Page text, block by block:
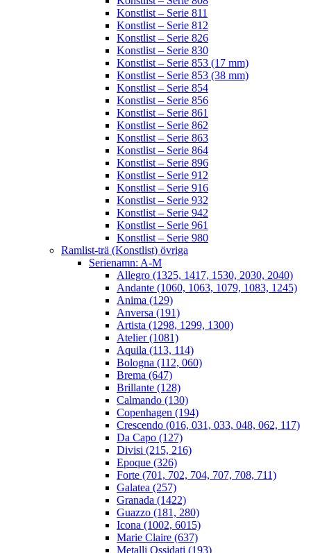
Konstlist – Serie 811
Konstlist – Serie 812
Konstlist – Serie 826
Konstlist – Serie 830
Konstlist – Serie 853 (17 mm)
Konstlist – Serie 853 (38 mm)
Konstlist – Serie 854
Konstlist – Serie 856
Konstlist – Serie 861
Konstlist – Serie 862
Konstlist – Serie 863
Konstlist – Serie 864
Konstlist – Serie 896
Konstlist – Serie 912
Konstlist – Serie 916
Konstlist – Serie 932
Konstlist – Serie 942
Konstlist – Serie 961
Konstlist – Serie 980
Ramlist-trä (Konstlist) övriga
Serienamn: A-M
Allegro (1325, 1417, 1530, 2030, 2040)
Andante (1060, 1063, 1079, 1083, 1245)
Anima (129)
Anversa (191)
Artista (1298, 1299, 1300)
Atelier (1081)
Aquila (113, 114)
Bologna (112, 060)
Brema (647)
Brillante (128)
Calmando (130)
Copenhagen (194)
Crescendo (016, 031, 033, 048, 062, 117)
Da Capo (127)
Divisi (215, 216)
Epoque (326)
Forte (701, 702, 704, 707, 708, 711)
Galatea (257)
Granada (1422)
Guazzo (181, 280)
Icona (1002, 6015)
Marie Claire (637)
Metalli Ossidati (193)